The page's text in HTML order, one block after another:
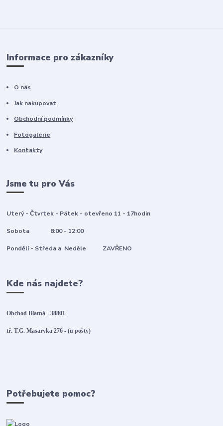
Informace pro zákazníky
O nás
Jak nakupovat
Obchodní podmínky
Fotogalerie
Kontakty
Jsme tu pro Vás
Uterý - Čtvrtek - Pátek - otevřeno 11 - 17hodin
Sobota 8:00 - 12:00
Pondělí - Středa a Neděle ZAVŘENO
Kde nás najdete?
Obchod Blatná - 38801
tř. T.G. Masaryka 276 - (u pošty)
Potřebujete pomoc?